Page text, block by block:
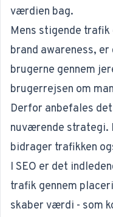
værdien bag.
Mens stigende
brand awareness,
brugerne gennem
brugerrejsen om
Derfor anbefales
nuværende strategi.
bidrager trafikken
I SEO er det
trafik gennem
skaber værdi - som